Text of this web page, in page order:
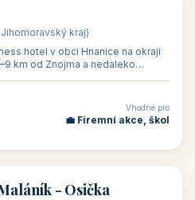
kraj)
hotel v obci Hnanice na okraji
km od Znojma a nedaleko
Vhodné pro
💼 Firemní akce, škol
- Osička